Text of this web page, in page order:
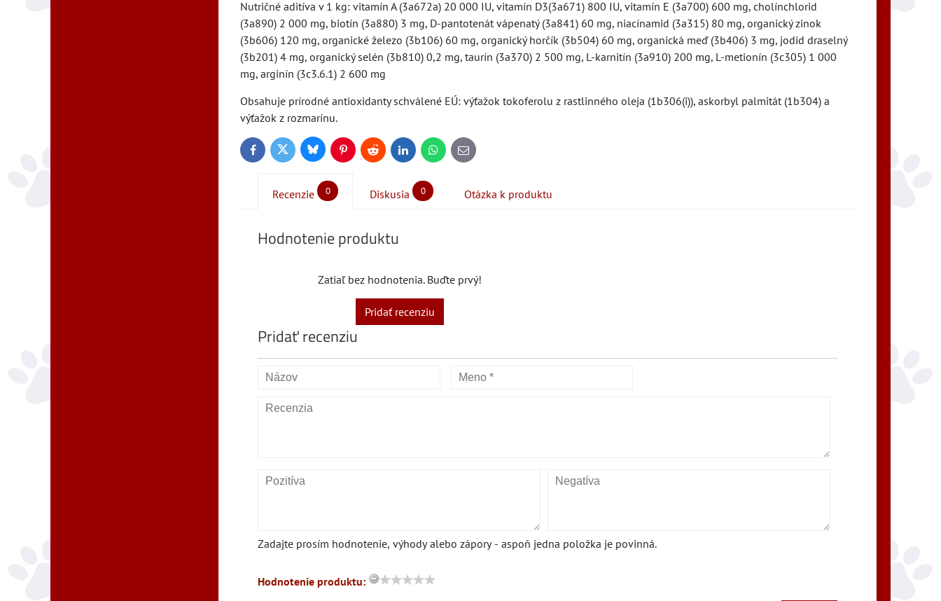
Nutričné aditíva v 1 kg: vitamín A (3a672a) 20 000 IU, vitamín D3(3a671) 800 IU, vitamín E (3a700) 600 mg, cholínchlorid
(3a890) 2 000 mg, biotín (3a880) 3 mg, D-pantotenát vápenatý (3a841) 60 mg, niacínamid (3a315) 80 mg, organický zinok
(3b606) 120 mg, organické železo (3b106) 60 mg, organický horčík (3b504) 60 mg, organická meď (3b406) 3 mg, jodid draselný
(3b201) 4 mg, organický selén (3b810) 0,2 mg, taurín (3a370) 2 500 mg, L-karnitín (3a910) 200 mg, L-metionín (3c305) 1 000
mg, arginín (3c3.6.1) 2 600 mg
Obsahuje prírodné antioxidanty schválené EÚ: výťažok tokoferolu z rastlinného oleja (1b306(i)), askorbyl palmitát (1b304) a
výťažok z rozmarínu.
FacebookTwitter BlueskyPinterestReddit LinkedInWhatsApp
E-
mail
Recenzie 0 Diskusia 0 Otázka k produktu
Hodnotenie produktu
Zatiaľ bez hodnotenia. Buďte prvý!
Pridať recenziu
Pridať recenziu
Zadajte prosím hodnotenie, výhody alebo zápory - aspoň jedna položka je povinná.
Hodnotenie produktu: